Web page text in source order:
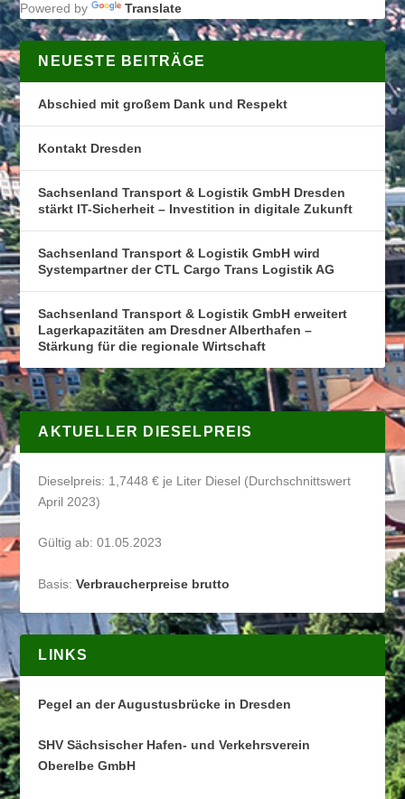
Powered by Translate
NEUESTE BEITRÄGE
Abschied mit großem Dank und Respekt
Kontakt Dresden
Sachsenland Transport & Logistik GmbH Dresden
stärkt IT-Sicherheit – Investition in digitale Zukunft
Sachsenland Transport & Logistik GmbH wird
Systempartner der CTL Cargo Trans Logistik AG
Sachsenland Transport & Logistik GmbH erweitert
Lagerkapazitäten am Dresdner Alberthafen –
Stärkung für die regionale Wirtschaft
AKTUELLER DIESELPREIS
Dieselpreis: 1,7448 € je Liter Diesel (Durchschnittswert
April 2023)
Gültig ab: 01.05.2023
Basis:Verbraucherpreise brutto
LINKS
Pegel an der Augustusbrücke in Dresden
SHV Sächsischer Hafen- und Verkehrsverein
Oberelbe GmbH